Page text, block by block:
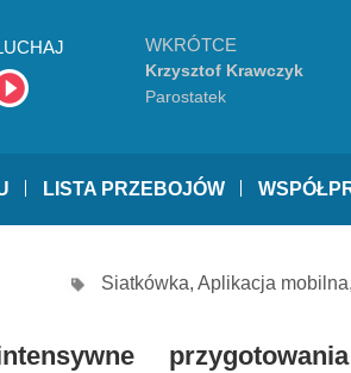
WKRÓTCE
Krzysztof Krawczyk
Parostatek
LISTA PRZEBOJÓW
Siatkówka, Aplikacja mobilna,